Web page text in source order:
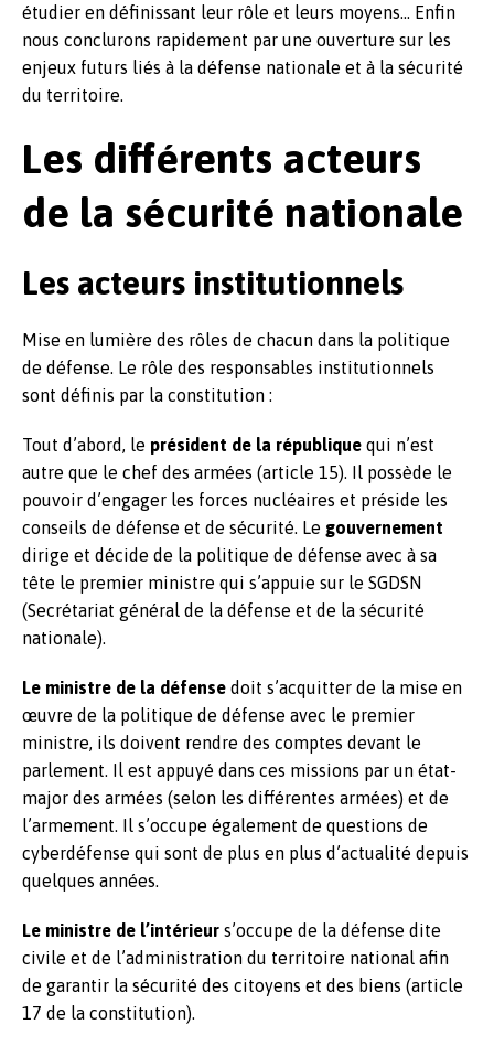
étudier en définissant leur rôle et leurs moyens… Enfin
nous conclurons rapidement par une ouverture sur les
enjeux futurs liés à la défense nationale et à la sécurité
du territoire.
Les différents acteurs
de la sécurité nationale
Les acteurs institutionnels
Mise en lumière des rôles de chacun dans la politique
de défense. Le rôle des responsables institutionnels
sont définis par la constitution :
Tout d’abord, le président de la république qui n’est
autre que le chef des armées (article 15). Il possède le
pouvoir d’engager les forces nucléaires et préside les
conseils de défense et de sécurité. Le gouvernement
dirige et décide de la politique de défense avec à sa
tête le premier ministre qui s’appuie sur le SGDSN
(Secrétariat général de la défense et de la sécurité
nationale).
Le ministre de la défense doit s’acquitter de la mise en
œuvre de la politique de défense avec le premier
ministre, ils doivent rendre des comptes devant le
parlement. Il est appuyé dans ces missions par un état-
major des armées (selon les différentes armées) et de
l’armement. Il s’occupe également de questions de
cyberdéfense qui sont de plus en plus d’actualité depuis
quelques années.
Le ministre de l’intérieur s’occupe de la défense dite
civile et de l’administration du territoire national afin
de garantir la sécurité des citoyens et des biens (article
17 de la constitution).